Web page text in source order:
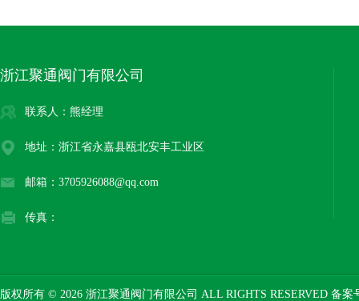
浙江聚通阀门有限公司
联系人：熊经理
地址：浙江省永嘉县瓯北安丰工业区
邮箱：3705926088@qq.com
传真：
版权所有 © 2026 浙江聚通阀门有限公司 ALL RIGHTS RESERVED 备案